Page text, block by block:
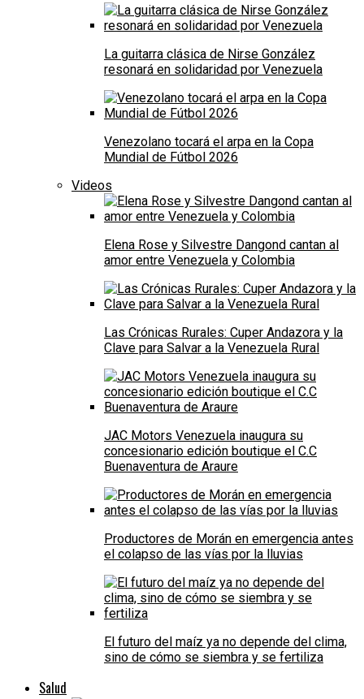
La guitarra clásica de Nirse González
resonará en solidaridad por Venezuela
Venezolano tocará el arpa en la Copa
Mundial de Fútbol 2026
Videos
Elena Rose y Silvestre Dangond cantan al
amor entre Venezuela y Colombia
Las Crónicas Rurales: Cuper Andazora y la
Clave para Salvar a la Venezuela Rural
JAC Motors Venezuela inaugura su
concesionario edición boutique el C.C
Buenaventura de Araure
Productores de Morán en emergencia antes
el colapso de las vías por la lluvias
El futuro del maíz ya no depende del clima,
sino de cómo se siembra y se fertiliza
Salud